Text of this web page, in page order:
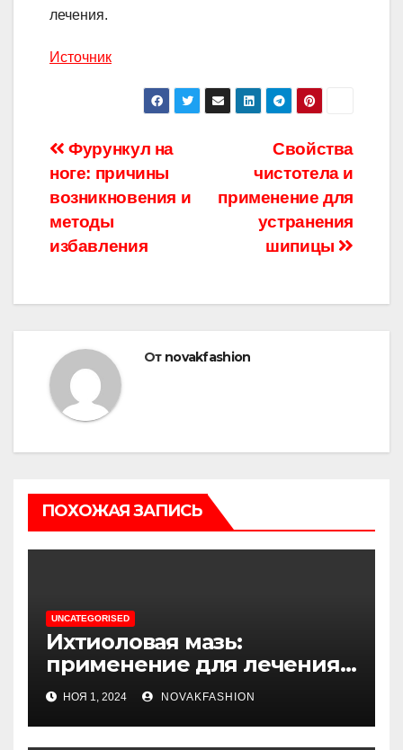
лечения.
Источник
Навигация
по
записям
Свойства
чистотела и
применение для
устранения
шипицы
Фурункул на
ноге: причины
возникновения и
методы
избавления
От novakfashion
ПОХОЖАЯ ЗАПИСЬ
UNCATEGORISED
Ихтиоловая мазь:
применение для лечения
фурункулов
НОЯ 1, 2024 NOVAKFASHION